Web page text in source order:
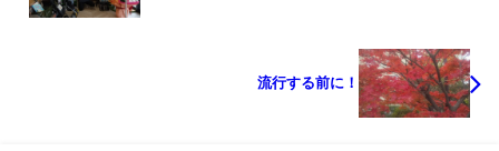
流行する前に！